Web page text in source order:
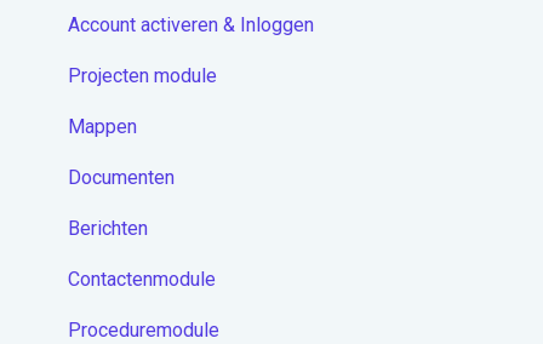
Account activeren & Inloggen
Projecten module
Mappen
Documenten
Berichten
Contactenmodule
Proceduremodule